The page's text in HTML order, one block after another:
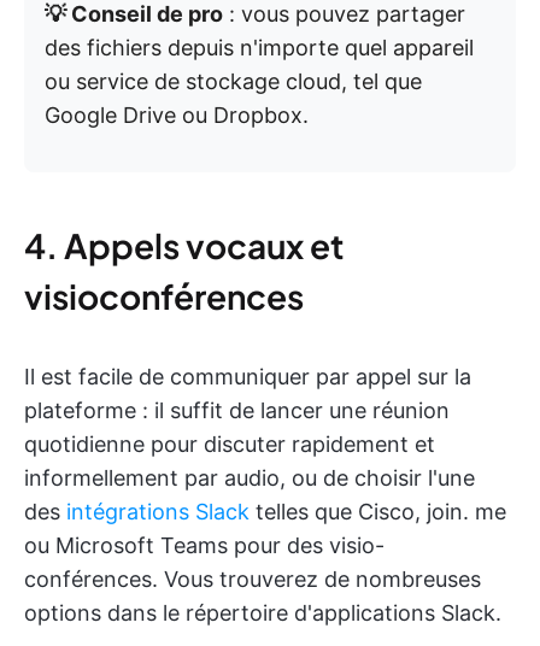
💡 Conseil de pro : vous pouvez partager
des fichiers depuis n'importe quel appareil
ou service de stockage cloud, tel que
Google Drive ou Dropbox.
4. Appels vocaux et
visioconférences
Il est facile de communiquer par appel sur la
plateforme : il suffit de lancer une réunion
quotidienne pour discuter rapidement et
informellement par audio, ou de choisir l'une
des intégrations Slack telles que Cisco, join. me
ou Microsoft Teams pour des visio-
conférences. Vous trouverez de nombreuses
options dans le répertoire d'applications Slack.